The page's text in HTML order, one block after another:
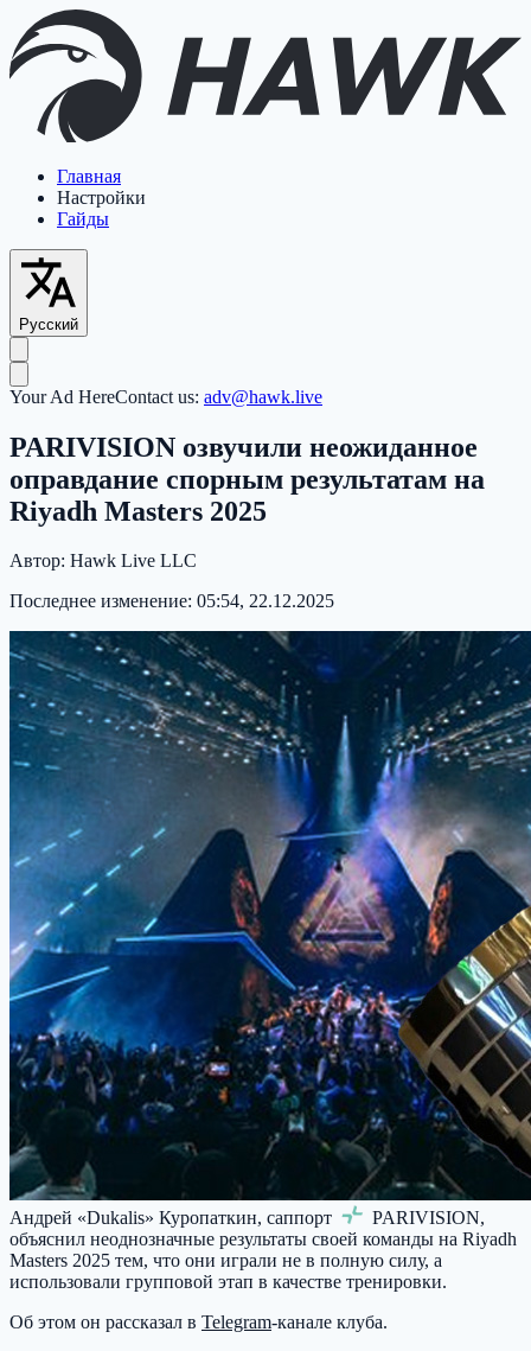
Главная
Настройки
Гайды
Русский
Your Ad HereContact us: adv@hawk.live
PARIVISION озвучили неожиданное
оправдание спорным результатам на
Riyadh Masters 2025
Автор: Hawk Live LLC
Последнее изменение: 05:54, 22.12.2025
Андрей «Dukalis» Куропаткин, саппорт PARIVISION,
объяснил неоднозначные результаты своей команды на Riyadh
Masters 2025 тем, что они играли не в полную силу, а
использовали групповой этап в качестве тренировки.
Об этом он рассказал в Telegram-канале клуба.